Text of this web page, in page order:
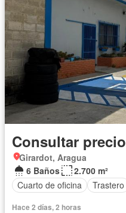
Consultar precio
Girardot, Aragua
6 Baños
2.700 m²
Cuarto de oficina
Trastero
Hace 2 días, 2 horas